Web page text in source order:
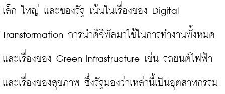
เล็ก ใหญ่ และของรัฐ เน้นในเรื่องของ Digital
Transformation การนำดิจิทัลมาใช้ในการทำงานทั้งหมด
และเรื่องของ Green Infrastructure เช่น รถยนต์ไฟฟ้า
และเรื่องของสุขภาพ ซึ่งรัฐมองว่าเหล่านี้เป็นอุตสาหกรรม